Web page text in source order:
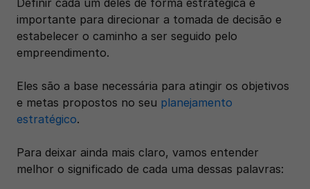
Definir cada um deles de forma estratégica é
importante para direcionar a tomada de decisão e
estabelecer o caminho a ser seguido pelo
empreendimento.
Eles são a base necessária para atingir os objetivos
e metas propostos no seu planejamento
estratégico.
Para deixar ainda mais claro, vamos entender
melhor o significado de cada uma dessas palavras: